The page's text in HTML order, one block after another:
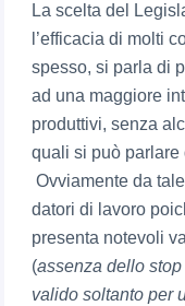
La scelta del
l’efficacia di molti
spesso, si parla di
ad una maggiore
produttivi, senza
quali si può
Ovviamente da
datori di lavoro
presenta notevoli
(assenza dello
valido soltanto per